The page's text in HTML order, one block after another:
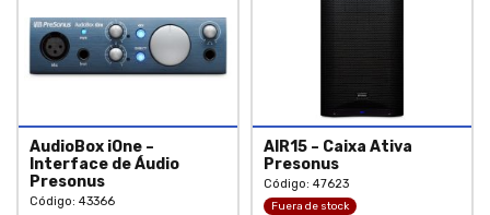
AudioBox iOne –
Interface de Áudio
Presonus
Código: 43366
AIR15 – Caixa Ativa
Presonus
Código: 47623
Fuera de stock